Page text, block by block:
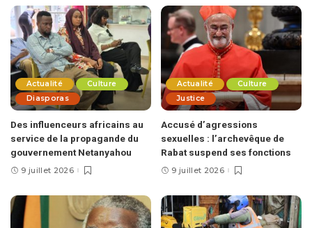
Actualité
Culture
Diasporas
Des influenceurs africains au
service de la propagande du
gouvernement Netanyahou
9 juillet 2026
Actualité
Culture
Justice
Accusé d’agressions
sexuelles : l’archevêque de
Rabat suspend ses fonctions
9 juillet 2026